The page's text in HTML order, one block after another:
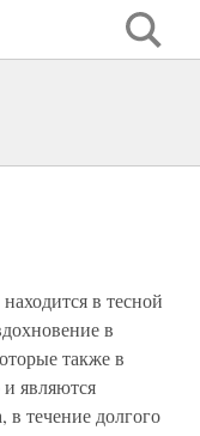
в тесной
в
также в
являются
в течение долгого